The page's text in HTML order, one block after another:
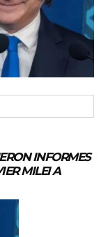
INFORMES
MILEI A